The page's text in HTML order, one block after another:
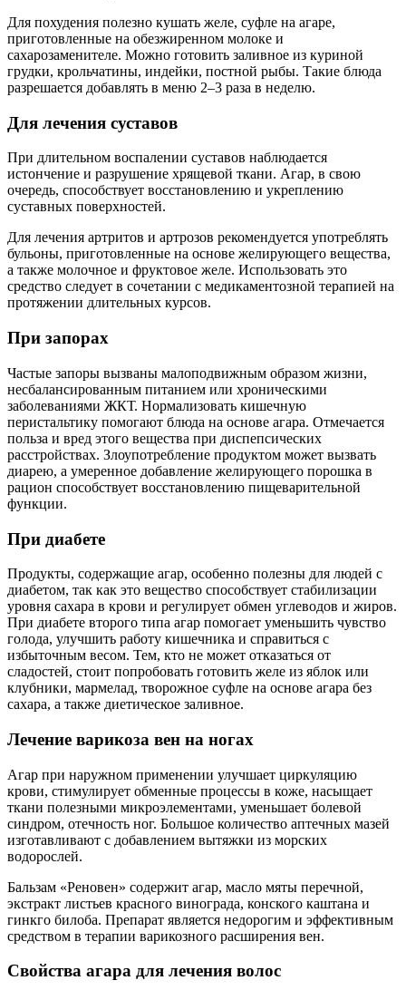
Для похудения полезно кушать желе, суфле на агаре,
приготовленные на обезжиренном молоке и
сахарозаменителе. Можно готовить заливное из куриной
грудки, крольчатины, индейки, постной рыбы. Такие блюда
разрешается добавлять в меню 2–3 раза в неделю.
Для лечения суставов
При длительном воспалении суставов наблюдается
истончение и разрушение хрящевой ткани. Агар, в свою
очередь, способствует восстановлению и укреплению
суставных поверхностей.
Для лечения артритов и артрозов рекомендуется употреблять
бульоны, приготовленные на основе желирующего вещества,
а также молочное и фруктовое желе. Использовать это
средство следует в сочетании с медикаментозной терапией на
протяжении длительных курсов.
При запорах
Частые запоры вызваны малоподвижным образом жизни,
несбалансированным питанием или хроническими
заболеваниями ЖКТ. Нормализовать кишечную
перистальтику помогают блюда на основе агара. Отмечается
польза и вред этого вещества при диспепсических
расстройствах. Злоупотребление продуктом может вызвать
диарею, а умеренное добавление желирующего порошка в
рацион способствует восстановлению пищеварительной
функции.
При диабете
Продукты, содержащие агар, особенно полезны для людей с
диабетом, так как это вещество способствует стабилизации
уровня сахара в крови и регулирует обмен углеводов и жиров.
При диабете второго типа агар помогает уменьшить чувство
голода, улучшить работу кишечника и справиться с
избыточным весом. Тем, кто не может отказаться от
сладостей, стоит попробовать готовить желе из яблок или
клубники, мармелад, творожное суфле на основе агара без
сахара, а также диетическое заливное.
Лечение варикоза вен на ногах
Агар при наружном применении улучшает циркуляцию
крови, стимулирует обменные процессы в коже, насыщает
ткани полезными микроэлементами, уменьшает болевой
синдром, отечность ног. Большое количество аптечных мазей
изготавливают с добавлением вытяжки из морских
водорослей.
Бальзам «Реновен» содержит агар, масло мяты перечной,
экстракт листьев красного винограда, конского каштана и
гинкго билоба. Препарат является недорогим и эффективным
средством в терапии варикозного расширения вен.
Свойства агара для лечения волос